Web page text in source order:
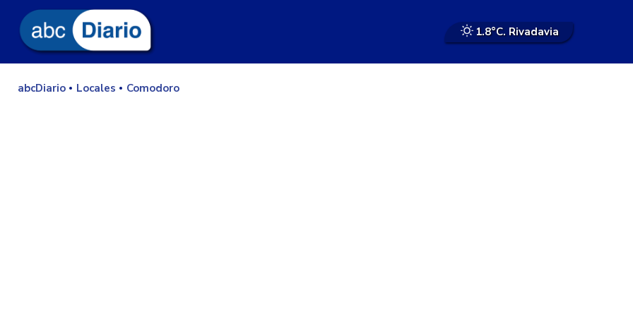
1.8°C. Rivadavia
abcDiario Locales Comodoro